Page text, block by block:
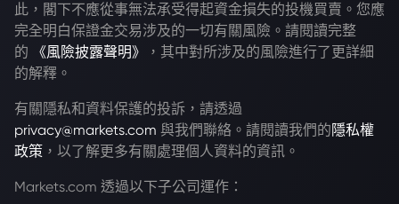
此，閣下不應從事無法承受得起資金損失的投機買賣。您應
完全明白保證金交易涉及的一切有關風險。請閱讀完整
的
《風險披露聲明》
，其中對所涉及的風險進行了更詳細
的解釋。
有關隱私和資料保護的投訴，請透過
privacy@markets.com 與我們聯絡。請閱讀我們的 隱私權
政策 ，以了解更多有關處理個人資料的資訊。
Markets.com 透過以下子公司運作：